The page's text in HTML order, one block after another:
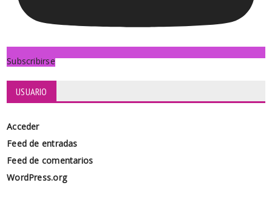
Subscribirse
USUARIO
Acceder
Feed de entradas
Feed de comentarios
WordPress.org